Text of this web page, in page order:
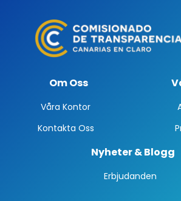
Om Oss
Våra Kontor
Kontakta Oss
Nyheter & Blogg
Erbjudanden